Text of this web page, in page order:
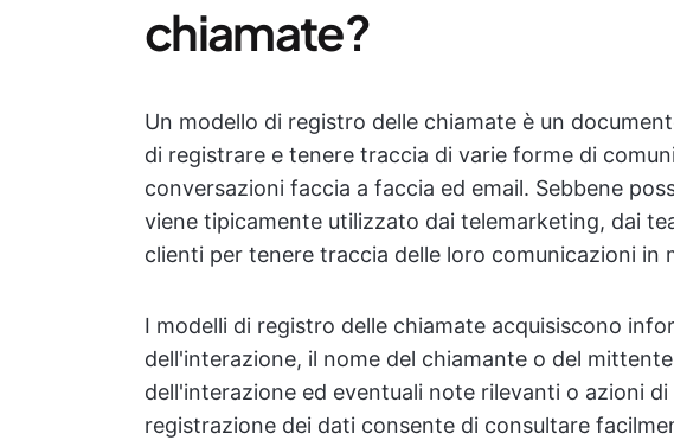
chiamate?
Un modello di registro delle chiamate è un
di registrare e tenere traccia di varie forme di
conversazioni faccia a faccia ed email. Sebbene
viene tipicamente utilizzato dai telemarketing, dai
clienti per tenere traccia delle loro comunicazioni
I modelli di registro delle chiamate acquisiscono
dell'interazione, il nome del chiamante o del
dell'interazione ed eventuali note rilevanti o azioni
registrazione dei dati consente di consultare